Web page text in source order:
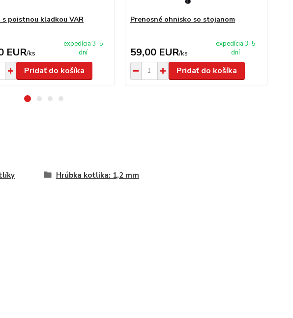
s poistnou kladkou VAR
EUR/ks
expedícia 3-5
dní
Pridať do košíka
Prenosné ohnisko so stojanom
59,00 EUR/ks
expedícia 3-5
dní
Pridať do košíka
Hrúbka kotlíka: 1,2 mm